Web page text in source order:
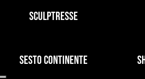
SCULPTRESSE
SESTO CONTINENTE